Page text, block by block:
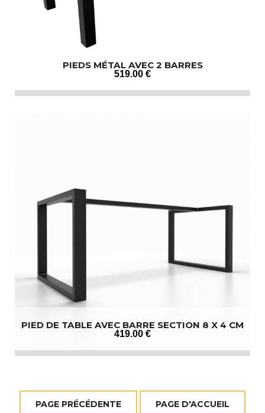
PIEDS MÉTAL AVEC 2 BARRES
519.00 €
PIED DE TABLE AVEC BARRE SECTION 8 X 4 CM
419.00 €